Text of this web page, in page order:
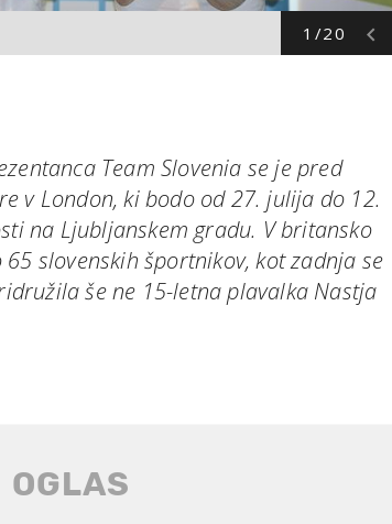
1/20
Team Slovenia se je pred
v London, ki bodo od 27. julija do 12.
na Ljubljanskem gradu. V britansko
slovenskih športnikov, kot zadnja se
še ne 15-letna plavalka Nastja